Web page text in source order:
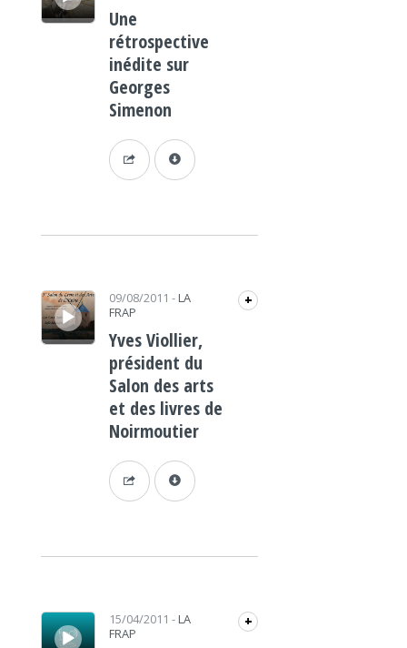
Une
rétrospective
inédite sur
Georges
Simenon
Lecteur audio 09/08/2011 - LA
FRAP
+
Yves Viollier,
président du
Salon des arts
et des livres de
Noirmoutier
Lecteur audio 15/04/2011 - LA
FRAP
+